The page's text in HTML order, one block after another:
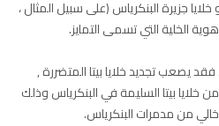
أو خلايا جزيرة البنكرياس (على سبيل المثال ،
يصعب تجديد خلايا بيتا المتضررة ,
بيتا السليمة في البنكرياس وذلك
من مدمرات البنكرياس.